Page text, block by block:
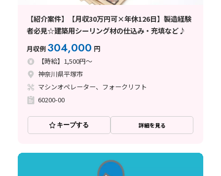
【紹介案件】【月収30万円可×年休126日】製造経験
者必見☆建築用シーリング材の仕込み・充填など♪
月収例 304,000 円
【時給】1,500円～
神奈川県平塚市
マシンオペレーター、フォークリフト
60200-00
キープする 詳細を見る